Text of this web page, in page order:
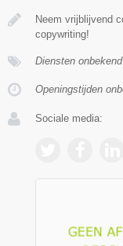
Neem vrijblijvend
copywriting!
Diensten onbekend
Openingstijden
Sociale media: